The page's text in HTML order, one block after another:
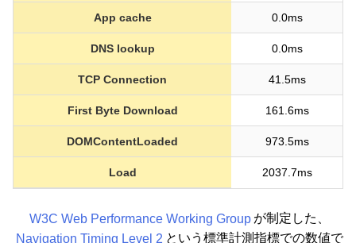
App cache 0.0ms
DNS lookup 0.0ms
TCP Connection 41.5ms
First Byte Download 161.6ms
DOMContentLoaded 973.5ms
Load 2037.7ms
W3C Web Performance Working Group が制定した、
Navigation Timing Level 2 という標準計測指標での数値で